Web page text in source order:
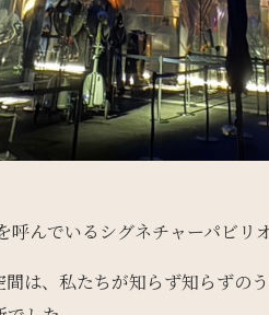
んでいるシグネチャーパビリ
は、私たちが知らず知らずの